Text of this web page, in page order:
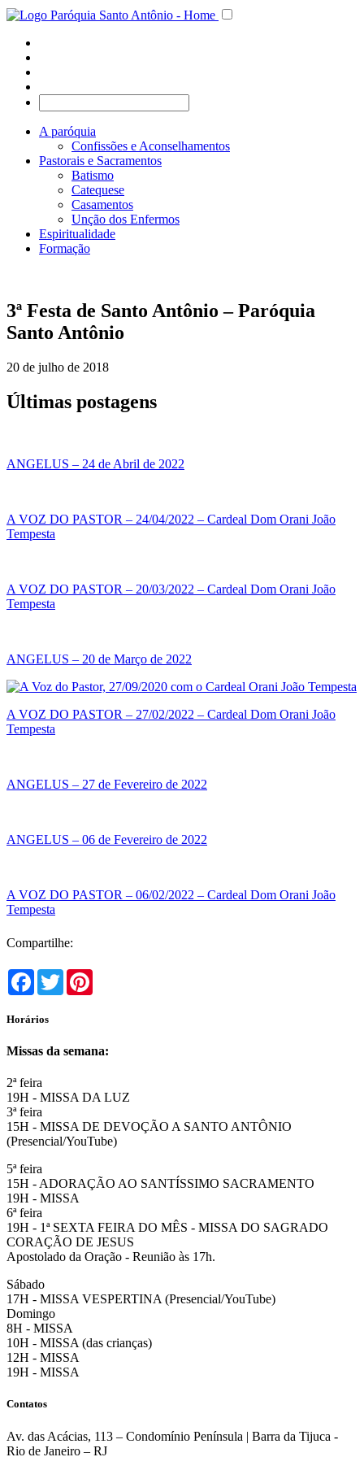
A paróquia
Confissões e Aconselhamentos
Pastorais e Sacramentos
Batismo
Catequese
Casamentos
Unção dos Enfermos
Espiritualidade
Formação
3ª Festa de Santo Antônio – Paróquia
Santo Antônio
20 de julho de 2018
Últimas postagens
ANGELUS – 24 de Abril de 2022
A VOZ DO PASTOR – 24/04/2022 – Cardeal Dom Orani João
Tempesta
A VOZ DO PASTOR – 20/03/2022 – Cardeal Dom Orani João
Tempesta
ANGELUS – 20 de Março de 2022
A VOZ DO PASTOR – 27/02/2022 – Cardeal Dom Orani João
Tempesta
ANGELUS – 27 de Fevereiro de 2022
ANGELUS – 06 de Fevereiro de 2022
A VOZ DO PASTOR – 06/02/2022 – Cardeal Dom Orani João
Tempesta
Compartilhe:
Facebook
Twitter
Horários
Missas da semana:
2ª feira
19H - MISSA DA LUZ
3ª feira
15H - MISSA DE DEVOÇÃO A SANTO ANTÔNIO
(Presencial/YouTube)
5ª feira
15H - ADORAÇÃO AO SANTÍSSIMO SACRAMENTO
19H - MISSA
6ª feira
19H - 1ª SEXTA FEIRA DO MÊS - MISSA DO SAGRADO
CORAÇÃO DE JESUS
Apostolado da Oração - Reunião às 17h.
Sábado
17H - MISSA VESPERTINA (Presencial/YouTube)
Domingo
8H - MISSA
10H - MISSA (das crianças)
12H - MISSA
19H - MISSA
Contatos
Av. das Acácias, 113 – Condomínio Península | Barra da Tijuca -
Rio de Janeiro – RJ